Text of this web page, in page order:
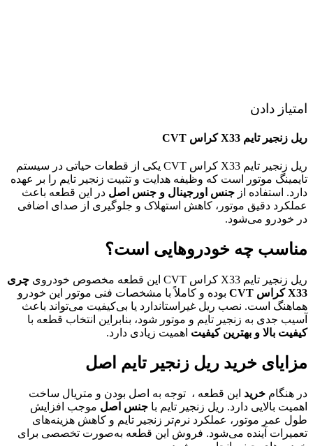
امتیاز دادن
ریل زنجیر تایم X33 کراس CVT
ریل زنجیر تایم X33 کراس CVT یکی از قطعات حیاتی در سیستم
تایمینگ موتور است که وظیفه هدایت و تثبیت زنجیر تایم را بر عهده
دارد. استفاده از جنس اورجینال و جنس اصل در این قطعه باعث
عملکرد دقیق موتور، کاهش استهلاک و جلوگیری از صدای اضافی
در خودرو می‌شود.
مناسب چه خودروهایی است؟
ریل زنجیر تایم X33 کراس CVT این قطعه مخصوص خودروی
چری
X33 کراس CVT
بوده و کاملاً با مشخصات فنی موتور این خودرو
هماهنگ است. نصب ریل غیراستاندارد یا بی‌کیفیت می‌تواند باعث
آسیب جدی به زنجیر تایم و موتور شود، بنابراین انتخاب قطعه با
کیفیت بالا و بهترین کیفیت اهمیت زیادی دارد.
مزایای خرید ریل زنجیر تایم اصل
در هنگام خرید این قطعه ، توجه به اصل بودن و متریال ساخت
اهمیت بالایی دارد. ریل زنجیر تایم با جنس اصل موجب افزایش
طول عمر موتور، عملکرد نرم‌تر زنجیر تایم و کاهش هزینه‌های
تعمیرات آینده می‌شود. فروش این قطعه به‌صورت تخصصی برای